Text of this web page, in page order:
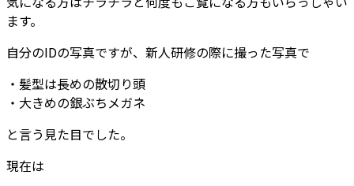
ます。
自分のIDの写真ですが、新人研修の際に撮った写真で
・髪型は長めの散切り頭
・大きめの銀ぶちメガネ
と言う見た目でした。
現在は